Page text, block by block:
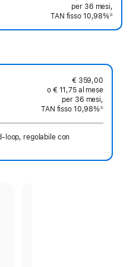
per 36 mesi,
TAN fisso 10,98%①
€ 359,00
o € 11,75 al mese
per 36 mesi,
TAN fisso 10,98%①
regolabile con